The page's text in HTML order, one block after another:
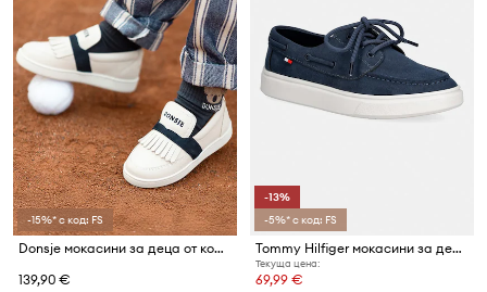
-15%* с код: FS
Donsje мокасини за деца от кожа
139,90 €
-13%
-5%* с код: FS
Tommy Hilfiger мокасини за деца
Текуща цена:
69,99 €